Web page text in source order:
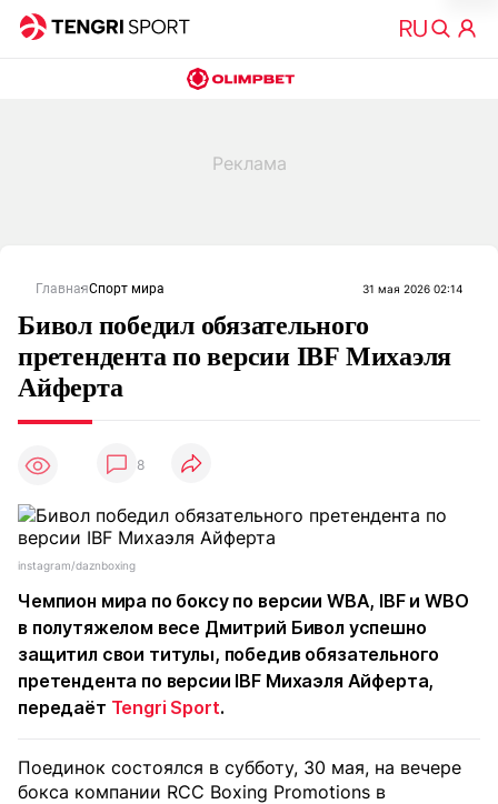
ГлавнаяСпорт мира 31 мая 2026 02:14
Бивол победил обязательного
претендента по версии IBF Михаэля
Айферта
8
instagram/daznboxing
Чемпион мира по боксу по версии WBA, IBF и WBO
в полутяжелом весе Дмитрий Бивол успешно
защитил свои титулы, победив обязательного
претендента по версии IBF Михаэля Айферта,
передаёт Tengri Sport.
Поединок состоялся в субботу, 30 мая, на вечере
бокса компании RCC Boxing Promotions в